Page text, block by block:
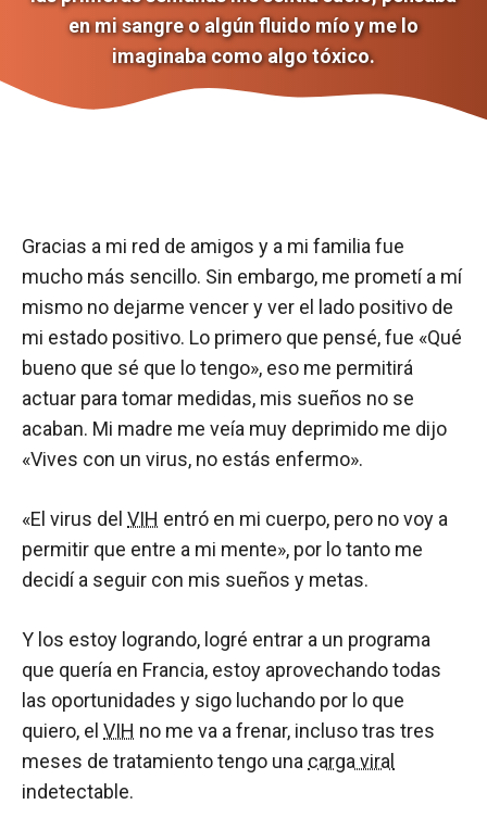
en mi sangre o algún fluido mío y me lo
imaginaba como algo tóxico.
Gracias a mi red de amigos y a mi familia fue
mucho más sencillo. Sin embargo, me prometí a mí
mismo no dejarme vencer y ver el lado positivo de
mi estado positivo. Lo primero que pensé, fue «Qué
bueno que sé que lo tengo», eso me permitirá
actuar para tomar medidas, mis sueños no se
acaban. Mi madre me veía muy deprimido me dijo
«Vives con un virus, no estás enfermo».
«El virus del VIH entró en mi cuerpo, pero no voy a
permitir que entre a mi mente», por lo tanto me
decidí a seguir con mis sueños y metas.
Y los estoy logrando, logré entrar a un programa
que quería en Francia, estoy aprovechando todas
las oportunidades y sigo luchando por lo que
quiero, el VIH no me va a frenar, incluso tras tres
meses de tratamiento tengo una carga viral
indetectable.